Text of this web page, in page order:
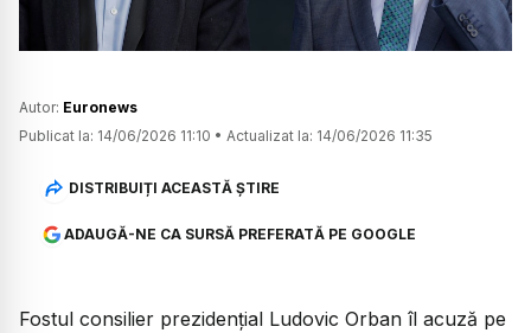
Autor: Euronews
Publicat la: 14/06/2026 11:10 • Actualizat la: 14/06/2026 11:35
DISTRIBUIȚI ACEASTĂ ȘTIRE
ADAUGĂ-NE CA SURSĂ PREFERATĂ PE GOOGLE
Fostul consilier prezidențial Ludovic Orban îl acuză pe